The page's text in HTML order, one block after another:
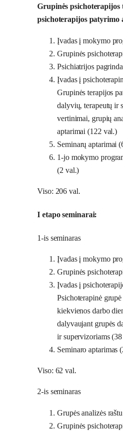
Grupinės
psichoterapijos patyrimo
Įvadas į mokymo
Grupinės
Psichiatrijos
Įvadas į
Grupinės terapijos
dalyvių, terapeutų ir
vertinimai, grupių
aptarimai (122 val.)
Seminarų aptarimai
1-jo mokymo
(2 val.)
Viso: 206 val.
I etapo seminarai:
1-is seminaras
Įvadas į mokymo
Grupinės
Įvadas į
Psichoterapinė
kiekvienos darbo
dalyvaujant grupės
ir supervizoriams
Seminaro aptarimas
Viso: 62 val.
2-is seminaras
Grupės analizės
Grupinės